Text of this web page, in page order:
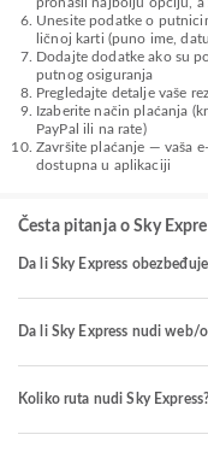
Unesite podatke o
ličnoj karti (puno ime,
Dodajte dodatke ako su
putnog osiguranja
Pregledajte detalje vaše
Izaberite način plaćanja
PayPal ili na rate)
Završite plaćanje — vaša
dostupna u aplikaciji
Česta pitanja o Sky
Da li Sky Express
Da li Sky Express nudi web/
Koliko ruta nudi Sky Express?